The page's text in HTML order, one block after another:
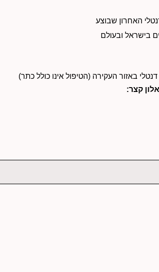
בישראל ובעולם
באזור העקירה (הטיפול אינו כולל כתר)
קצר: